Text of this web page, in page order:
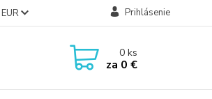
EUR Prihlásenie
0ks
za 0 €